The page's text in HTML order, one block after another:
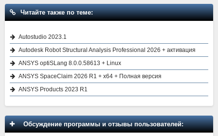
Читайте также по теме:
Autostudio 2023.1
Autodesk Robot Structural Analysis Professional 2026 + активация
ANSYS optiSLang 8.0.0.58613 + Linux
ANSYS SpaceClaim 2026 R1 + x64 + Полная версия
ANSYS Products 2023 R1
Обсуждение программы и отзывы пользователей: